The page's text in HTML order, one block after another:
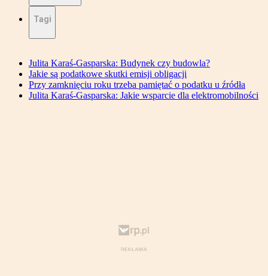
Tagi
Julita Karaś-Gasparska: Budynek czy budowla?
Jakie są podatkowe skutki emisji obligacji
Przy zamknięciu roku trzeba pamiętać o podatku u źródła
Julita Karaś-Gasparska: Jakie wsparcie dla elektromobilności